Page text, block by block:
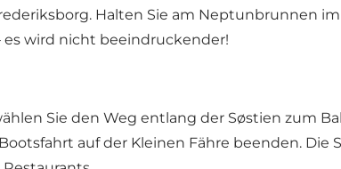
Halten Sie am Neptunbrunnen
es wird nicht beeindruckender!
Sie den Weg entlang der Søstien zum
auf der Kleinen Fähre beenden. Die